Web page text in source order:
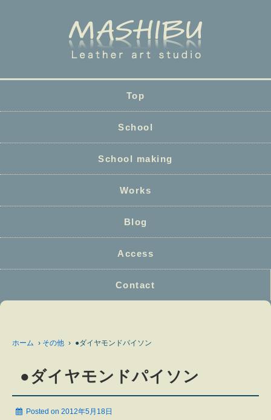
Top
School
School making
Works
Blog
Access
Contact
ホーム › その他 › ●ダイヤモンドパイソン
●ダイヤモンドパイソン
Posted on 2012年5月18日